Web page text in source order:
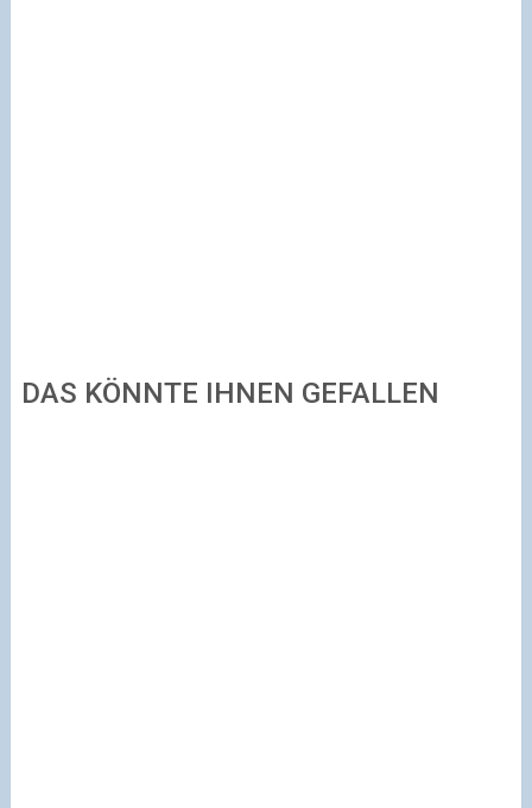
DAS KÖNNTE IHNEN GEFALLEN